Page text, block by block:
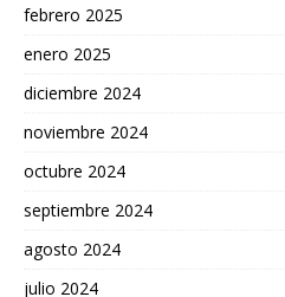
febrero 2025
enero 2025
diciembre 2024
noviembre 2024
octubre 2024
septiembre 2024
agosto 2024
julio 2024